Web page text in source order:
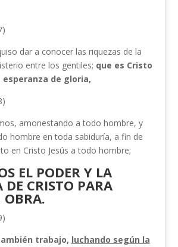
dar a conocer las riquezas de la
entre los gentiles; que es Cristo
de gloria,
amonestando a todo hombre, y
hombre en toda sabiduría, a fin de
en Cristo Jesús a todo hombre;
EL PODER Y LA
DE CRISTO PARA
OBRA.
trabajo, luchando según la